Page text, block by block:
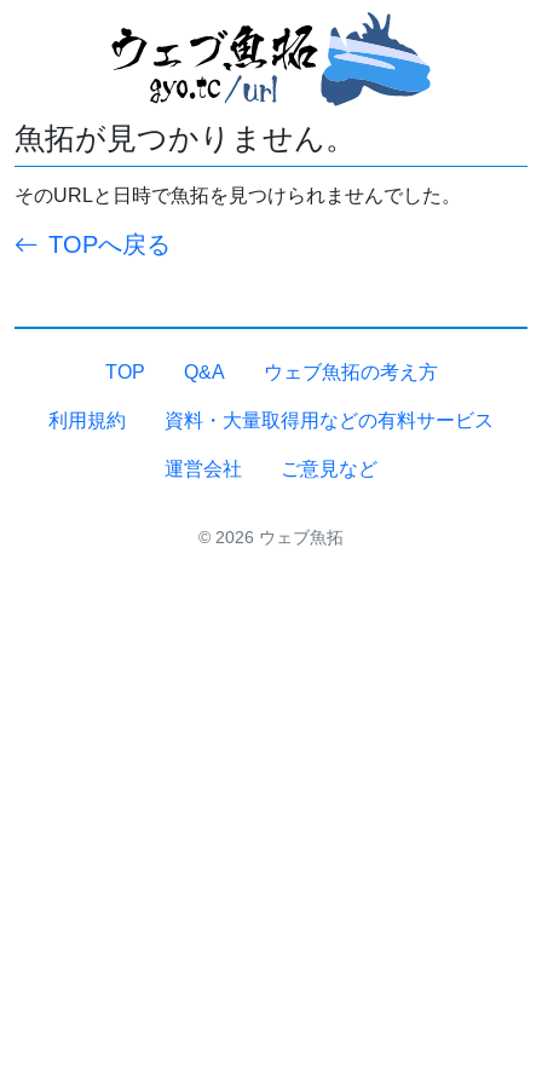
魚拓が見つかりません。
そのURLと日時で魚拓を見つけられませんでした。
TOPへ戻る
TOP Q&A ウェブ魚拓の考え方
利用規約 資料・大量取得用などの有料サービス
運営会社 ご意見など
© 2026 ウェブ魚拓